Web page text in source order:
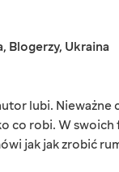
, Blogerzy, Ukraina
lubi. Nieważne
co robi. W
jak jak zrobić